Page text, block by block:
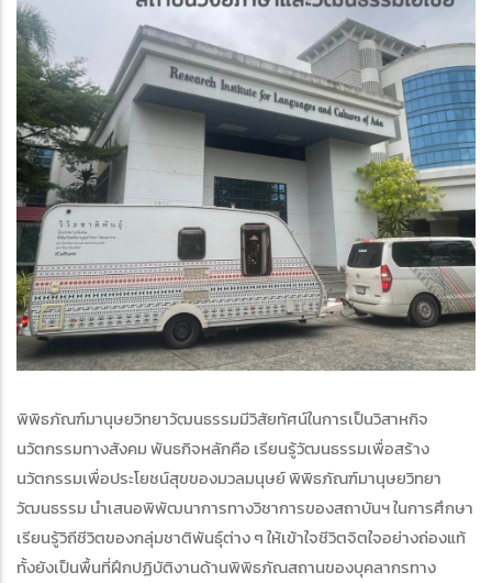
พิพิธภัณฑ์มานุษยวิทยาวัฒนธรรมมีวิสัยทัศน์ในการเป็นวิสาหกิจ
นวัตกรรมทางสังคม พันธกิจหลักคือ เรียนรู้วัฒนธรรมเพื่อสร้าง
นวัตกรรมเพื่อประโยชน์สุขของมวลมนุษย์ พิพิธภัณฑ์มานุษยวิทยา
วัฒนธรรม นำเสนอพิพัฒนาการทางวิชาการของสถาบันฯ ในการศึกษา
เรียนรู้วิถีชีวิตของกลุ่มชาติพันธุ์ต่าง ๆ ให้เข้าใจชีวิตจิตใจอย่างถ่องแท้
ทั้งยังเป็นพื้นที่ฝึกปฏิบัติงานด้านพิพิธภัณสถานของบุคลากรทาง